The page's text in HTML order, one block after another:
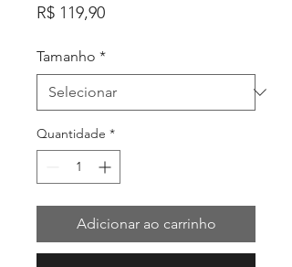
R$ 119,90Preço
Tamanho *
Quantidade *
Adicionar ao carrinho